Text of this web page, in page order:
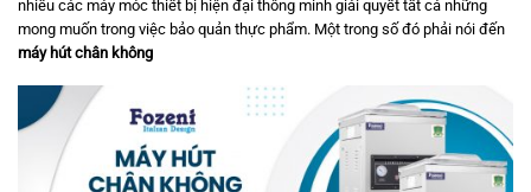
nhiều các máy móc thiết bị hiện đại thông minh giải quyết tất cả những
mong muốn trong việc bảo quản thực phẩm. Một trong số đó phải nói đến
máy hút chân không